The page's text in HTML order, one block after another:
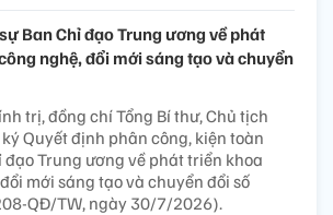
Ban Chỉ đạo Trung ương về phát
nghệ, đổi mới sáng tạo và chuyển
trị, đồng chí Tổng Bí thư, Chủ tịch
Quyết định phân công, kiện toàn
đạo Trung ương về phát triển khoa
mới sáng tạo và chuyển đổi số
QĐ/TW, ngày 30/7/2026).